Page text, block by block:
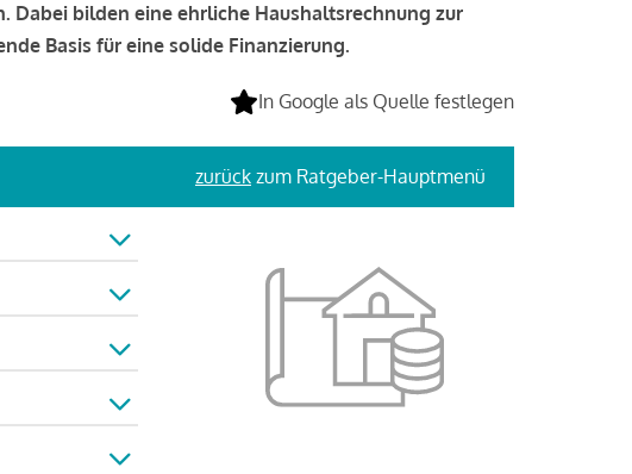
bilden eine ehrliche Haushaltsrechnung zur
Basis für eine solide Finanzierung.
In Google als Quelle festlegen
zurück zum Ratgeber-Hauptmenü